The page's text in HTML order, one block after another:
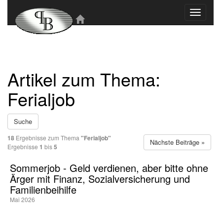
Toggle
Artikel zum Thema:
Ferialjob
Suche
18 Ergebnisse zum Thema "Ferialjob"
Ergebnisse 1 bis5 Nächste Beiträge »
Sommerjob - Geld verdienen, aber bitte ohne
Ärger mit Finanz, Sozialversicherung und
Familienbeihilfe
Mai 2026